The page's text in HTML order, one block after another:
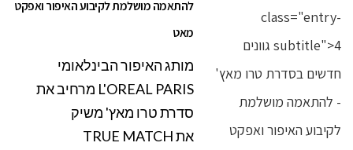
להתאמה מושלמת לקיבוע האיפור ואפקט
מאט
מותג האיפור הבינלאומי
L'OREAL PARIS מרחיב את
סדרת טרו מאץ' משיק
את TRUE MATCH